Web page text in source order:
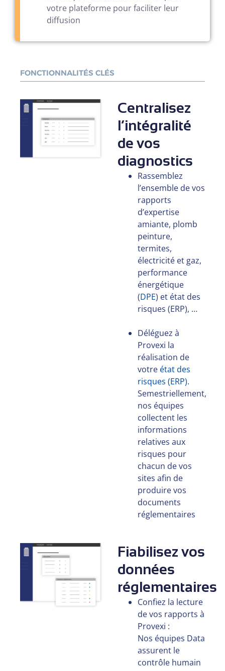
votre plateforme pour faciliter leur
diffusion
FONCTIONNALITÉS CLÉS
Centralisez
l’intégralité
de vos
diagnostics
Rassemblez
l’ensemble de vos
rapports
d’expertise
amiante, plomb
peinture,
termites,
électricité et gaz,
performance
énergétique
(DPE) et état des
risques (ERP), …
Déléguez à
Provexi la
réalisation de
votre état des
risques (ERP).
Semestriellement,
nos équipes
collectent les
informations
relatives aux
risques pour
chacun de vos
sites afin de
produire vos
documents
réglementaires
Fiabilisez vos
données
réglementaires
Confiez la lecture
de vos rapports à
Provexi :
Nos équipes Data
assurent le
contrôle humain